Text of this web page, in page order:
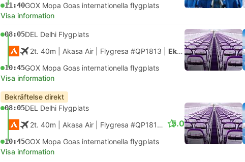
11:40GOX Mopa Goas internationella flygplats
Visa information
08:05DEL Delhi Flygplats
2t. 40m | Akasa Air Flygresa #QP1813 Ekonomi
10:45GOX Mopa Goas internationella flygplats
Visa information
Bekräftelse direkt
08:05DEL Delhi Flygplats
2t. 40m | Akasa Air Flygresa #QP1813 |Ekonomi
10:45GOX Mopa Goas internationella flygplats
5.0
Visa information